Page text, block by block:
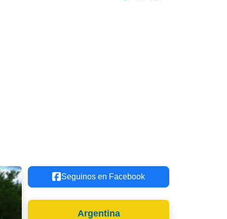
Seguinos en Facebook
Argentina